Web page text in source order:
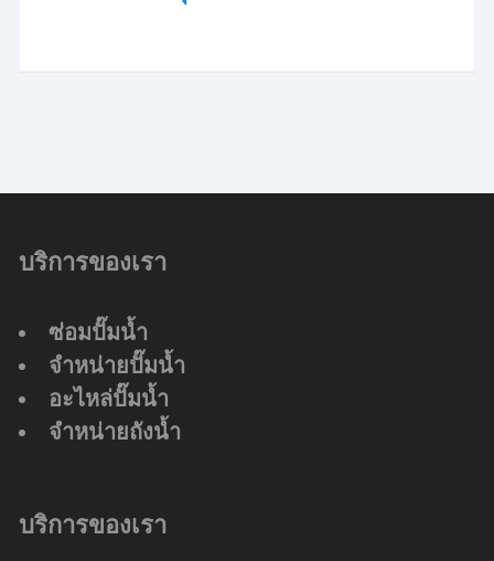
บริการของเรา
ซ่อมปั๊มน้ำ
จำหน่ายปั๊มน้ำ
อะไหล่ปั๊มน้ำ
จำหน่ายถังน้ำ
บริการของเรา